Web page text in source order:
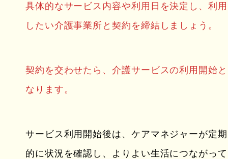
具体的なサービス内容や利用日を決定し、利用
したい介護事業所と契約を締結しましょう。
契約を交わせたら、介護サービスの利用開始と
なります。
サービス利用開始後は、ケアマネジャーが定期
的に状況を確認し、よりよい生活につながって